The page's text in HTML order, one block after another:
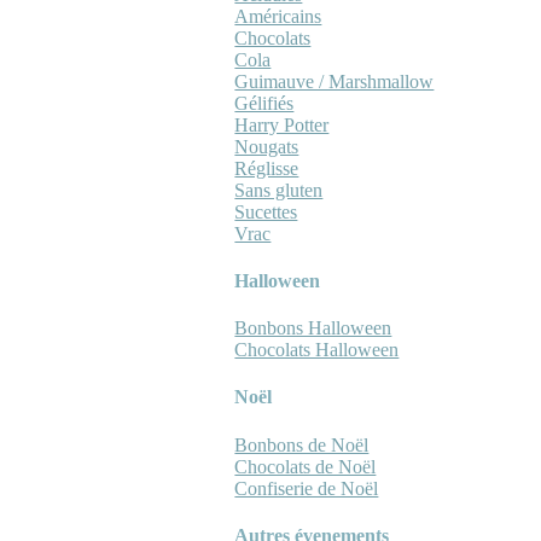
Américains
Chocolats
Cola
Guimauve / Marshmallow
Gélifiés
Harry Potter
Nougats
Réglisse
Sans gluten
Sucettes
Vrac
Halloween
Bonbons Halloween
Chocolats Halloween
Noël
Bonbons de Noël
Chocolats de Noël
Confiserie de Noël
Autres évenements